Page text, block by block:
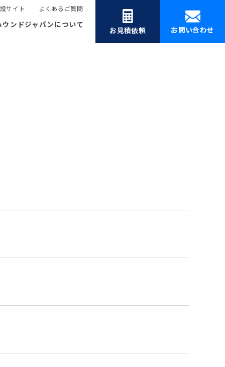
サイト よくあるご質問
ウンドジャパンについて
お見積依頼 お問い合わせ